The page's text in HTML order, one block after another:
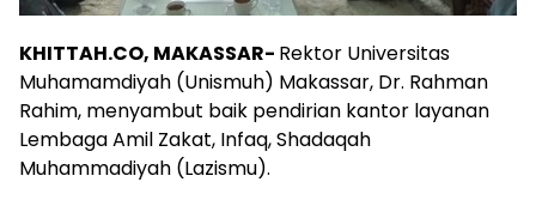
KHITTAH.CO, MAKASSAR- Rektor Universitas
Muhamamdiyah (Unismuh) Makassar, Dr. Rahman
Rahim, menyambut baik pendirian kantor layanan
Lembaga Amil Zakat, Infaq, Shadaqah
Muhammadiyah (Lazismu).